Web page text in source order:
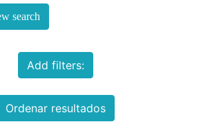
search
Add filters:
Ordenar resultados